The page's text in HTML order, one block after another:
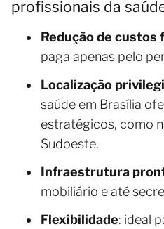
profissionais da
Redução de custos
paga apenas pelo
Localização
saúde em Brasília
estratégicos, como
Sudoeste.
Infraestrutura
mobiliário e até
Flexibilidade: ideal